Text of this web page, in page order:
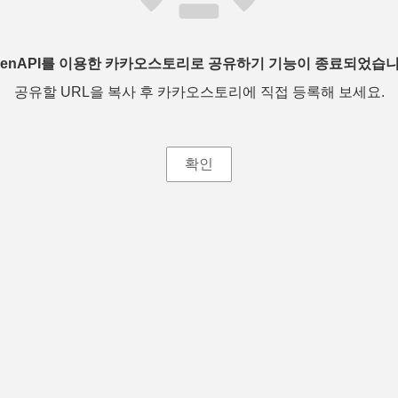
를 이용한 카카오스토리로 공유하기 기능이 종료되었습
공유할 URL을 복사 후 카카오스토리에 직접 등록해 보세요.
확인